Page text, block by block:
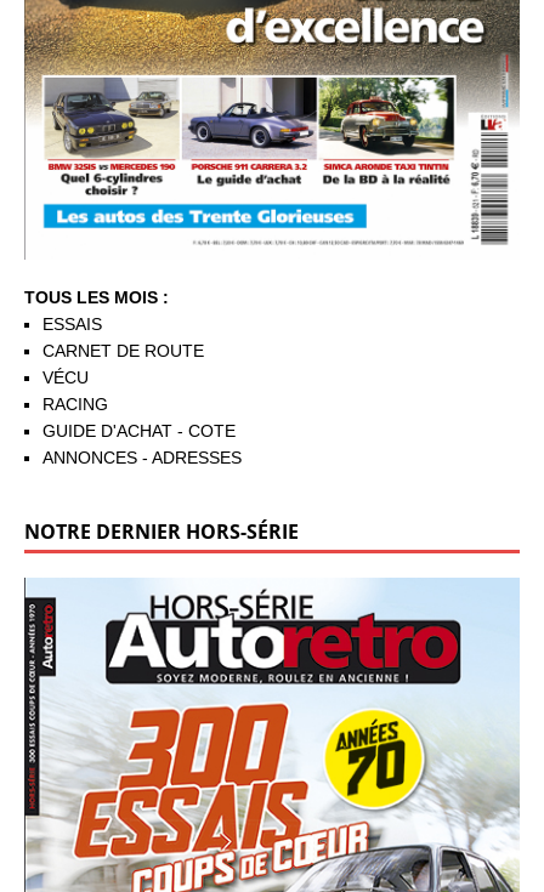
TOUS LES MOIS :
ESSAIS
CARNET DE ROUTE
VÉCU
RACING
GUIDE D'ACHAT - COTE
ANNONCES - ADRESSES
NOTRE DERNIER HORS-SÉRIE